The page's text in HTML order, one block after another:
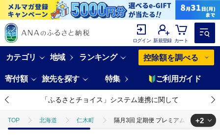
ログイン 新規登録 カート
カテゴリ 地域 ランキング 控除額を調べる
寄付額 旅先を探す 特集 ご利用ガイド
「ふるさとチョイス」システム連携に関して
TOP 北海道 仁木町 隔月3回 定期便 プレミアム葡萄ジュー
+2